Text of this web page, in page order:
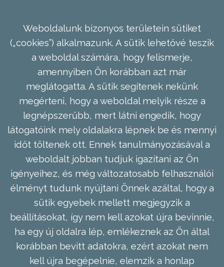
Weboldalunk bizonyos területein sütiket
(„cookies”) alkalmazunk. A sütik lehetővé teszik
a weboldal számára, hogy felismerje,
amennyiben Ön korábban azt már
meglátogatta. A sütik segítenek nekünk
megérteni, hogy a weboldal melyik része a
legnépszerűbb, mert látni engedik, hogy
látogatóink mely oldalakra lépnek be és mennyi
időt töltenek ott. Ennek tanulmányozásával a
weboldalt jobban tudjuk igazítani az Ön
igényeihez, és még változatosabb felhasználói
élményt tudunk nyújtani Önnek azáltal, hogy a
sütik egyebek mellett megjegyzik a
beállításokat, így nem kell azokat újra bevinnie,
ha egy új oldalra lép, emlékeznek az Ön által
korábban bevitt adatokra, ezért azokat nem
kell újra begépelnie, elemzik a honlap